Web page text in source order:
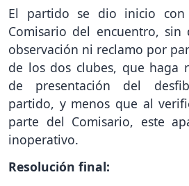
El partido se dio inicio con
Comisario del encuentro, sin
observación ni reclamo por
de los dos clubes, que haga
de presentación del
partido, y menos que al
parte del Comisario, este
inoperativo.
Resolución final: